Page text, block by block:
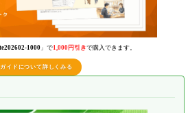
1000 」で1,000円引きで購入できます。
ガイドについて詳しくみる